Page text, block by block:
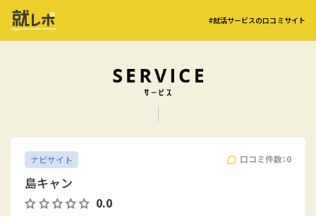
#就活サービスの口コミサイト
口コミ件数：0
ナビサイト
島キャン
0.0